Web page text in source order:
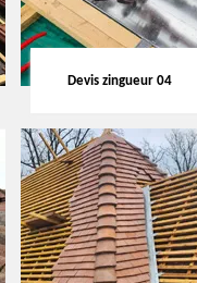
Devis zingueur 04